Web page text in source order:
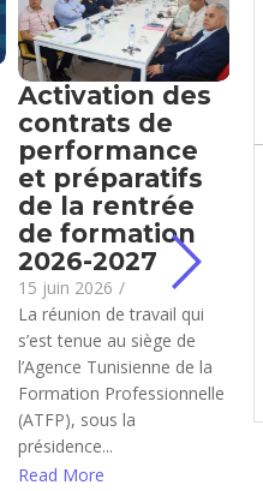
Activation des
contrats de
performance
et préparatifs
de la rentrée
de formation
2026-2027
15 juin 2026 /
La réunion de travail qui
s’est tenue au siège de
l’Agence Tunisienne de la
Formation Professionnelle
(ATFP), sous la
présidence...
Read More